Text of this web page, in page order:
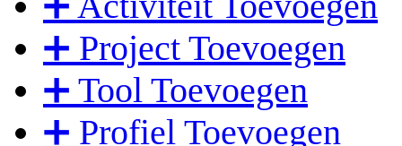
➕ Project Toevoegen
➕ Tool Toevoegen
➕ Profiel Toevoegen